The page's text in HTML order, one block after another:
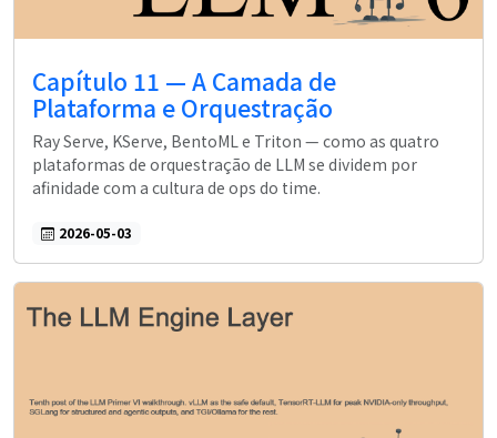
Capítulo 11 — A Camada de
Plataforma e Orquestração
Ray Serve, KServe, BentoML e Triton — como as quatro
plataformas de orquestração de LLM se dividem por
afinidade com a cultura de ops do time.
2026-05-03